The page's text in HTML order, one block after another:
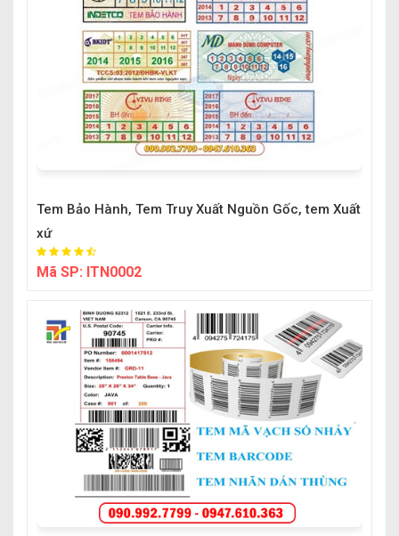
Tem Bảo Hành, Tem Truy Xuất Nguồn Gốc, tem Xuất
xứ
Mã SP: ITN0002